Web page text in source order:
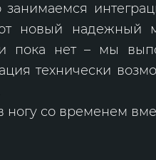
новый надежный
пока нет – мы
технически
со временем